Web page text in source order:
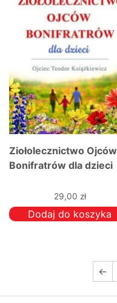
Ziołolecznictwo Ojców
Bonifratrów dla dzieci
29,00 zł
Dodaj do koszyka
←